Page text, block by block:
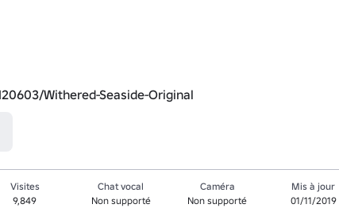
Withered-Seaside-Original
Visites
9,849
Chat vocal
Non supporté
Caméra
Non supporté
Mis à jour
01/11/2019